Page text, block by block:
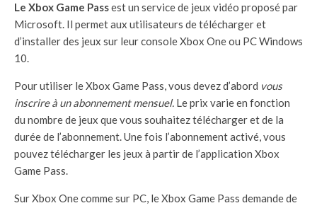
Le Xbox Game Passest un service de jeux vidéo proposé par
Microsoft. Il permet aux utilisateurs de télécharger et
d’installer des jeux sur leur console Xbox One ou PC Windows
10.
Pour utiliser le Xbox Game Pass, vous devez d’abord vous
inscrire à un abonnement mensuel. Le prix varie en fonction
du nombre de jeux que vous souhaitez télécharger et de la
durée de l’abonnement. Une fois l’abonnement activé, vous
pouvez télécharger les jeux à partir de l’application Xbox
Game Pass.
Sur Xbox One comme sur PC, le Xbox Game Pass demande de